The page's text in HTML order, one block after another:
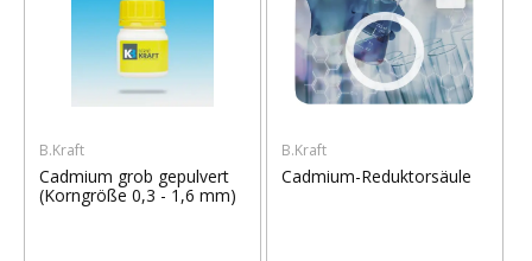
B.Kraft
Cadmium grob gepulvert
(Korngröße 0,3 - 1,6 mm)
B.Kraft
Cadmium-Reduktorsäule